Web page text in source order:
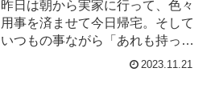
昨日は朝から実家に行って、色々
用事を済ませて今日帰宅。そして
いつもの事ながら「あれも持って
けこれも食べなさい」とオカンに
2023.11.21